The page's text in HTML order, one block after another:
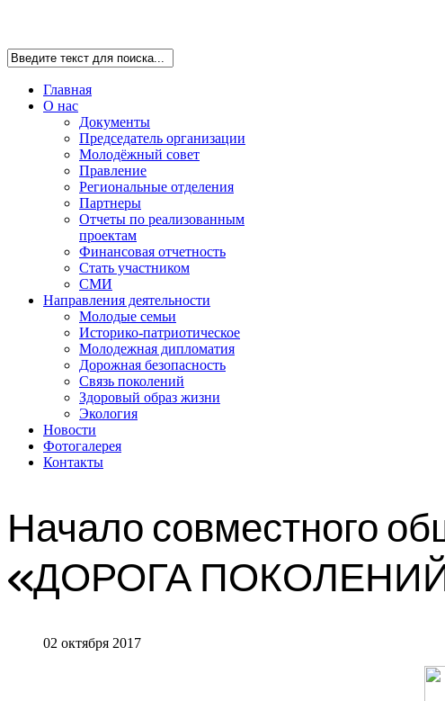
Главная
О нас
Документы
Председатель организации
Молодёжный совет
Правление
Региональные отделения
Партнеры
Отчеты по реализованным
проектам
Финансовая отчетность
Стать участником
СМИ
Направления деятельности
Молодые семьи
Историко-патриотическое
Молодежная дипломатия
Дорожная безопасность
Связь поколений
Здоровый образ жизни
Экология
Новости
Фотогалерея
Контакты
Начало совместного
«ДОРОГА
02 октября 2017